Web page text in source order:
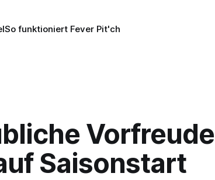
So funktioniert Fever Pit'ch
Saisonstart